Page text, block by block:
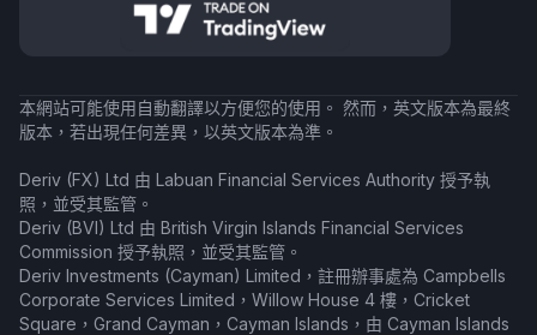
本網站可能使用自動翻譯以方便您的使用。 然而，英文版本為最終
版本，若出現任何差異，以英文版本為準。
Deriv (FX) Ltd 由 Labuan Financial Services Authority 授予執
照，並受其監管。
Deriv (BVI) Ltd 由 British Virgin Islands Financial Services
Commission 授予執照，並受其監管。
Deriv Investments (Cayman) Limited，註冊辦事處為 Campbells
Corporate Services Limited，Willow House 4 樓，Cricket
Square，Grand Cayman，Cayman Islands，由 Cayman Islands